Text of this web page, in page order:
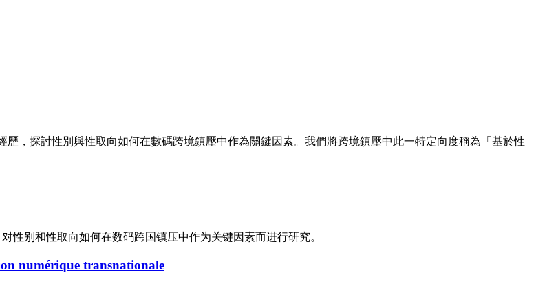
，探討性別與性取向如何在數碼跨境鎮壓中作為關鍵因素。我們將跨境鎮壓中此一特定向度稱為「基於性
性别和性取向如何在数码跨国镇压中作为关键因素而进行研究。
numérique transnationale